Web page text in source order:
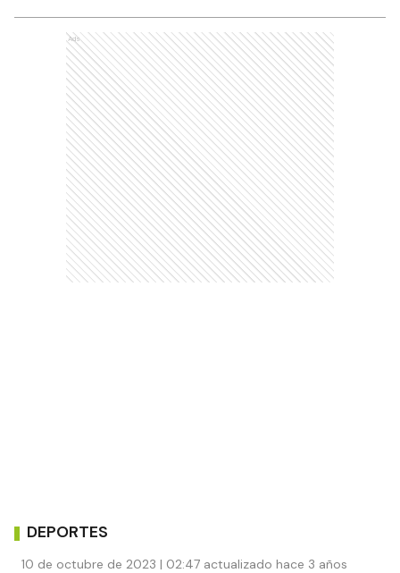
Ads
DEPORTES
10 de octubre de 2023 | 02:47 actualizado hace 3 años